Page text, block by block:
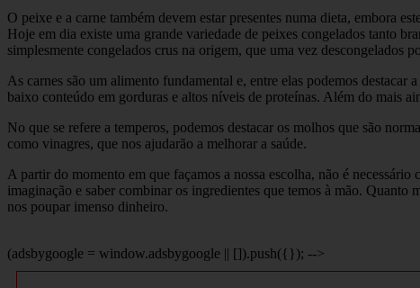
O peixe e a carne também devem estar presentes numa dieta, embora
Hoje em dia existe uma grande variedade de peixes congelados tanto
simplesmente congelados crus na origem, que uma vez descongelados
As carnes são um alimento fundamental e, entre elas podemos destacar
baixo conteúdo em gorduras e altos níveis de proteínas. Além do mais
No que se refere a temperos, podemos destacar os molhos que são
como vinagres, que nos ajudarão a melhorar a saúde.
A partir do momento em que façamos a nossa escolha, não é
imaginação e saber combinar os ingredientes que temos à mão.
nos poupar imenso dinheiro.
(adsbygoogle = window.adsbygoogle || []).push({}); -->